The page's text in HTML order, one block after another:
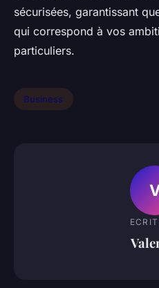
sécurisées, garantissant
qui correspond à vos
particuliers.
Business